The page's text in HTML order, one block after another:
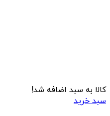
کالا به سبد اضافه شد!
سبد خرید